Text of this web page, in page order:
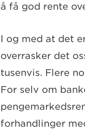
å få god rente
I og med at det
overrasker det
tusenvis. Flere
For selv om
forhandlinger